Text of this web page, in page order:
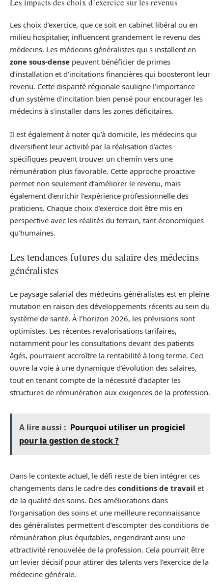
Les impacts des choix d’exercice sur les revenus
Les choix d’exercice, que ce soit en cabinet libéral ou en
milieu hospitalier, influencent grandement le revenu des
médecins. Les médecins généralistes qui s installent en
zone sous-dense peuvent bénéficier de primes
d’installation et d’incitations financières qui boosteront leur
revenu. Cette disparité régionale souligne l’importance
d’un système d’incitation bien pensé pour encourager les
médecins à s’installer dans les zones déficitaires.
Il est également à noter qu’à domicile, les médecins qui
diversifient leur activité par la réalisation d’actes
spécifiques peuvent trouver un chemin vers une
rémunération plus favorable. Cette approche proactive
permet non seulement d’améliorer le revenu, mais
également d’enrichir l’expérience professionnelle des
praticiens. Chaque choix d’exercice doit être mis en
perspective avec les réalités du terrain, tant économiques
qu’humaines.
Les tendances futures du salaire des médecins
généralistes
Le paysage salarial des médecins généralistes est en pleine
mutation en raison des développements récents au sein du
système de santé. À l’horizon 2026, les prévisions sont
optimistes. Les récentes revalorisations tarifaires,
notamment pour les consultations devant des patients
âgés, pourraient accroître la rentabilité à long terme. Ceci
ouvre la voie à une dynamique d’évolution des salaires,
tout en tenant compte de la nécessité d’adapter les
structures de rémunération aux exigences de la profession.
A lire aussi : Pourquoi utiliser un progiciel
pour la gestion de stock ?
Dans le contexte actuel, le défi reste de bien intégrer ces
changements dans le cadre des conditions de travail et
de la qualité des soins. Des améliorations dans
l’organisation des soins et une meilleure reconnaissance
des généralistes permettent d’escompter des conditions de
rémunération plus équitables, engendrant ainsi une
attractivité renouvelée de la profession. Cela pourrait être
un levier décisif pour attirer des talents vers l’exercice de la
médecine générale.